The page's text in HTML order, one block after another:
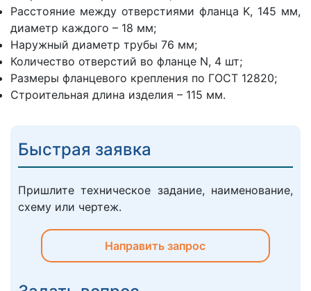
Расстояние между отверстиями фланца K, 145 мм,
диаметр каждого – 18 мм;
Наружный диаметр трубы 76 мм;
Количество отверстий во фланце N, 4 шт;
Размеры фланцевого крепления по ГОСТ 12820;
Строительная длина изделия – 115 мм.
Быстрая заявка
Пришлите техническое задание, наименование,
схему или чертеж.
Направить запрос